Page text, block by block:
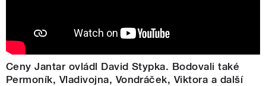
Ceny Jantar ovládl David Stypka. Bodovali také
Permoník, Vladivojna, Vondráček, Viktora a další